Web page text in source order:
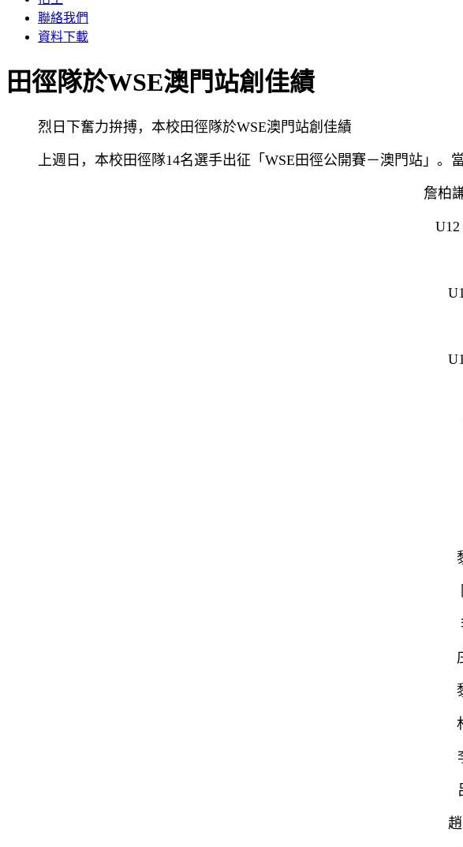
聯絡我們
資料下載
田徑隊於WSE澳門站創佳績
烈日下奮力拚搏，本校田徑隊於WSE澳門站創佳績
上週日，本校田徑隊14名選手出征「WSE田徑公開賽－澳門站」。
詹柏